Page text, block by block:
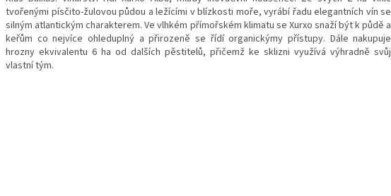
tvořenými písčito-žulovou půdou a ležícími v blízkosti moře, vyrábí řaduelegantních vín se
silným atlantickým charakterem. Ve vlhkém přímořském klimatu se Xurxo snaží být k půdě a
keřům co nejvíce ohleduplný a přirozeně se řídí organickýmy přístupy. Dále nakupuje
hrozny ekvivalentu 6 ha od dalších pěstitelů, přičemž ke sklizni využívá výhradně svůj
vlastní tým.